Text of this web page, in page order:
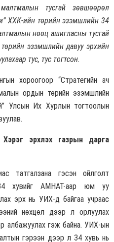
тусгай зөвшөөрөл
ХХК-ийн төрийн эзэмшлийн 34
нөөц ашигласны тусгай
эзэмшлийн давуу эрхийн
тус, тус тогтсон.
хороогоор “Стратегийн ач
ордын төрийн эзэмшлийн
Улсын Их Хурлын тогтоолын
эрхлэх газрын дарга
татгалзана гэсэн ойлголт
34 хувийг АМНАТ-аар юм уу
эрх нь УИХ-д байгаа учраас
нөхцөл дээр л орлуулах
албажуулах гэж байна. УИХ-ын
гэрээн дээр л 34 хувь нь